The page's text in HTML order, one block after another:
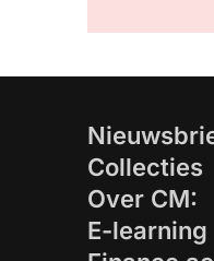
Collecties
Over CM:
E-learning